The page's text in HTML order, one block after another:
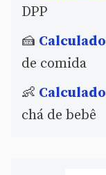
DPP
🍰
de comida
👶
chá de bebê